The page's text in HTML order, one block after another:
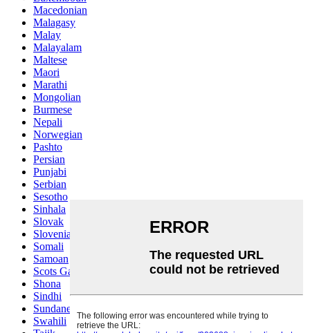
Macedonian
Malagasy
Malay
Malayalam
Maltese
Maori
Marathi
Mongolian
Burmese
Nepali
Norwegian
Pashto
Persian
Punjabi
Serbian
Sesotho
Sinhala
Slovak
Slovenian
Somali
Samoan
Scots Gaelic
Shona
Sindhi
Sundanese
Swahili